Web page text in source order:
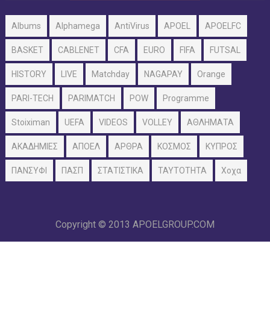
Albums Alphamega AntiVirus APOEL APOELFC
BASKET CABLENET CFA EURO FIFA FUTSAL
HISTORY LIVE Matchday NAGAPAY Orange
PARI-TECH PARIMATCH POW Programme
Stoiximan UEFA VIDEOS VOLLEY ΑΘΛΗΜΑΤΑ
ΑΚΑΔΗΜΙΕΣ ΑΠΟΕΛ ΑΡΘΡΑ ΚΟΣΜΟΣ ΚΥΠΡΟΣ
ΠΑΝΣΥΦΙ ΠΑΣΠ ΣΤΑΤΙΣΤΙΚΑ ΤΑΥΤΟΤΗΤΑ Χοχα
Copyright © 2013 APOELGROUP.COM